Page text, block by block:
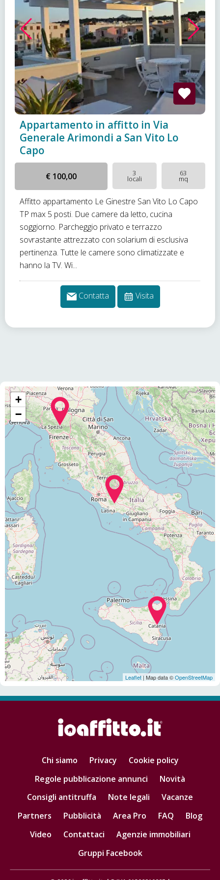
Appartamento in affitto in Via
Generale Arimondi a San Vito Lo
Capo
€ 100,00 3
locali
63
mq
Affitto appartamento Le Ginestre San Vito Lo Capo
TP max 5 posti. Due camere da letto, cucina
soggiorno. Parcheggio privato e terrazzo
sovrastante attrezzato con solarium di esclusiva
pertinenza. Tutte le camere sono climatizzate e
hanno la TV. Wi...
Contatta Visita
+
−
Leaflet | Map data ©OpenStreetMap
Chi siamo Privacy
Cookie policy
Regole pubblicazione annunci
Novità
Consigli antitruffa
Note legali
Vacanze
Partners
Pubblicità Area Pro FAQ
Blog
Video
Contattaci
Agenzie immobiliari
Gruppi Facebook